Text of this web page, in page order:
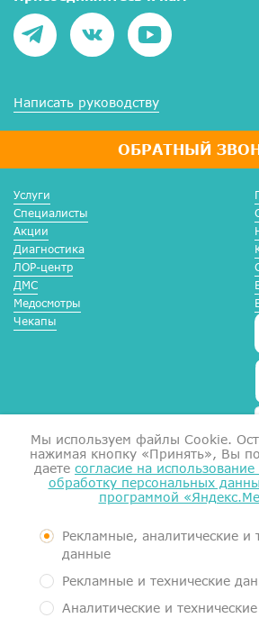
ОБРАТНЫЙ
Написать руководству
Услуги
Специалисты
Акции
Диагностика
ЛОР-центр
ДМС
Медосмотры
Чекапы
Справка для налоговой
Документы
Контролирующие органы
Пользовательское соглашение
Политика обработки персональных данных
Мы используем файлы Сookie.
нажимая кнопку «Принять», Вы
даете согласие на
обработку персональных
программой
Рекламные, аналитические и
данные
Рекламные и технические
Аналитические и